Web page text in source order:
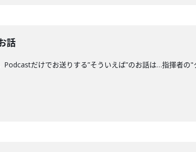
話
Podcastだけでお送りする”そういえば”のお話は…指揮者